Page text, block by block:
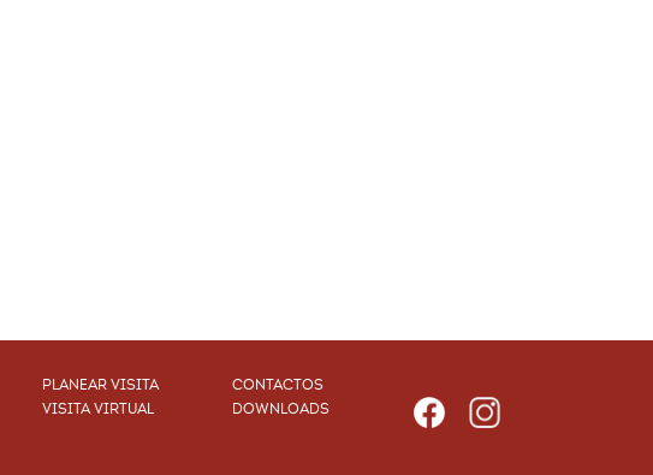
PLANEAR VISITA
VISITA VIRTUAL
CONTACTOS
DOWNLOADS